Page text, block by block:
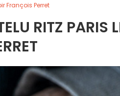
François Perret
RITZ PARIS